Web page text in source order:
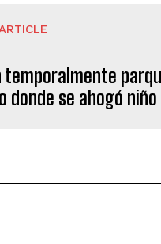
donde se ahogó niño